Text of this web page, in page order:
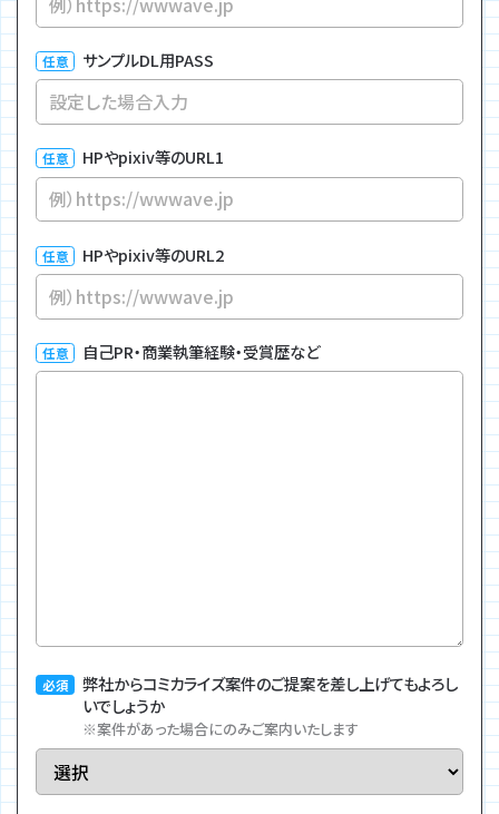
サンプルDL用PASS
HPやpixiv等のURL1
HPやpixiv等のURL2
自己PR・商業執筆経験・受賞歴など
弊社からコミカライズ案件のご提案を差し上げてもよろし
いでしょうか
※案件があった場合にのみご案内いたします